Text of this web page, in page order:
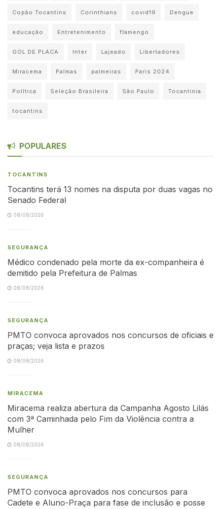
Copão Tocantins Corinthians covid19 Dengue
educação Entretenimento flamengo
GOL DE PLACA Inter Lajeado Libertadores
Miracema Palmas palmeiras Paris 2024
Política Seleção Brasileira São Paulo Tocantinia
tocantins
POPULARES
TOCANTINS
Tocantins terá 13 nomes na disputa por duas vagas no
Senado Federal
08/08/2026
SEGURANÇA
Médico condenado pela morte da ex-companheira é
demitido pela Prefeitura de Palmas
08/08/2026
SEGURANÇA
PMTO convoca aprovados nos concursos de oficiais e
praças; veja lista e prazos
08/08/2026
MIRACEMA
Miracema realiza abertura da Campanha Agosto Lilás
com 3ª Caminhada pelo Fim da Violência contra a
Mulher
08/08/2026
SEGURANÇA
PMTO convoca aprovados nos concursos para
Cadete e Aluno-Praça para fase de inclusão e posse